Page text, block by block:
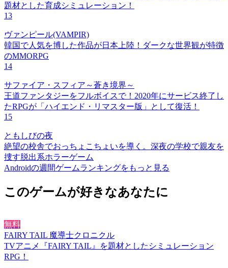
題材とした育成シミュレーション！
13
ヴァンピール(VAMPIR)
韓国で人気を博した作品が日本上陸！ダークな世界観が特徴
のMMORPG
14
サファイア・スフィア～蒼き境界～
王道ファンタジーをフルボイスで！2020年にサービス終了し
たRPGが「ハイエンド・リマスター版」として復活！
15
ともしびの夜
絶望の校舎でおっちょこちょいを導く。深夜の学校で親友を
捜す脱出系ホラーゲーム
Androidの週間ゲームランキングをもっと見る
このゲームが好きなあなたに
無料
FAIRY TAIL 魔導士クロニクル
TVアニメ『FAIRY TAIL』を題材としたシミュレーション
RPG！